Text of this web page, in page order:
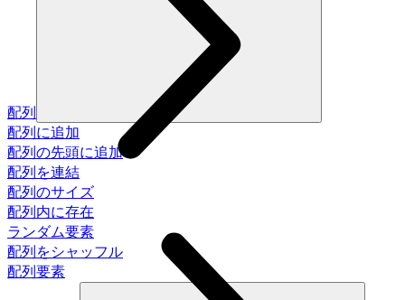
配列
配列に追加
配列の先頭に追加
配列を連結
配列のサイズ
配列内に存在
ランダム要素
配列をシャッフル
配列要素